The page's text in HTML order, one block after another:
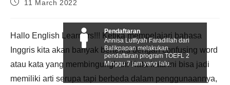
11 March 2022
Hallo English Learners!!! Ketika mempelajari bahasa
Inggris kita akan banyak bertemu dengan confusing word
atau kata yang membingungkan. Kata-kata ini bisa jadi
memiliki arti serupa tapi berbeda dalam penggunaannya,
Pendaftaran
Annisa Lutfiyah Faradillah dari
Balikpapan melakukan
pendaftaran program TOEFL 2
Minggu 7 jam yang lalu.